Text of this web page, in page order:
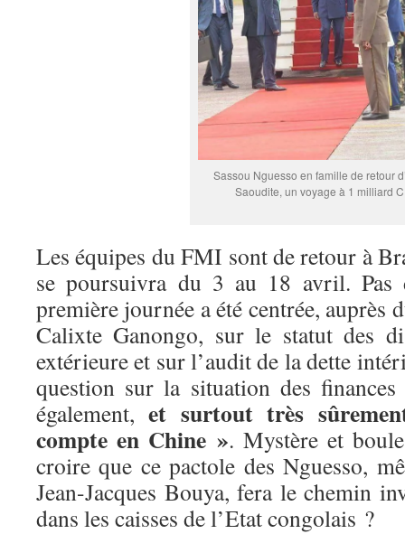
Sassou Nguesso en famille de retour
Saoudite, un voyage à 1 milliard
Les équipes du FMI sont de retour à
se poursuivra du 3 au 18 avril. Pas
première journée a été centrée, auprès
Calixte Ganongo, sur le statut des
extérieure et sur l’audit de la dette
question sur la situation des
également,et surtout très
compte en Chine ». Mystère et
croire que ce pactole des Nguesso,
Jean-Jacques Bouya, fera le chemin
dans les caisses de l’Etat congolais ?